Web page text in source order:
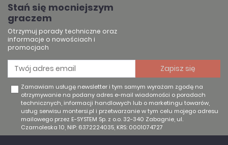
Stań się mocniejszym
graczem
Otrzymuj porady techniczne oraz
informacje o nowościach i
promocjach
Zamawiam usługę newsletter i tym samym wyrażam zgodę na
otrzymywanie na podany adres e-mail wiadomości o poradach
technicznych, informacji handlowych lub o marketingu towarów,
usług serwisu montersi.pl i przetwarzanie w tym celu mojego adresu
mailowego przez E-SYSTEM Sp. z o.o. 32-340 Zabagnie, ul.
Czarnoleska 10, NIP: 6372224035, KRS: 0001074727